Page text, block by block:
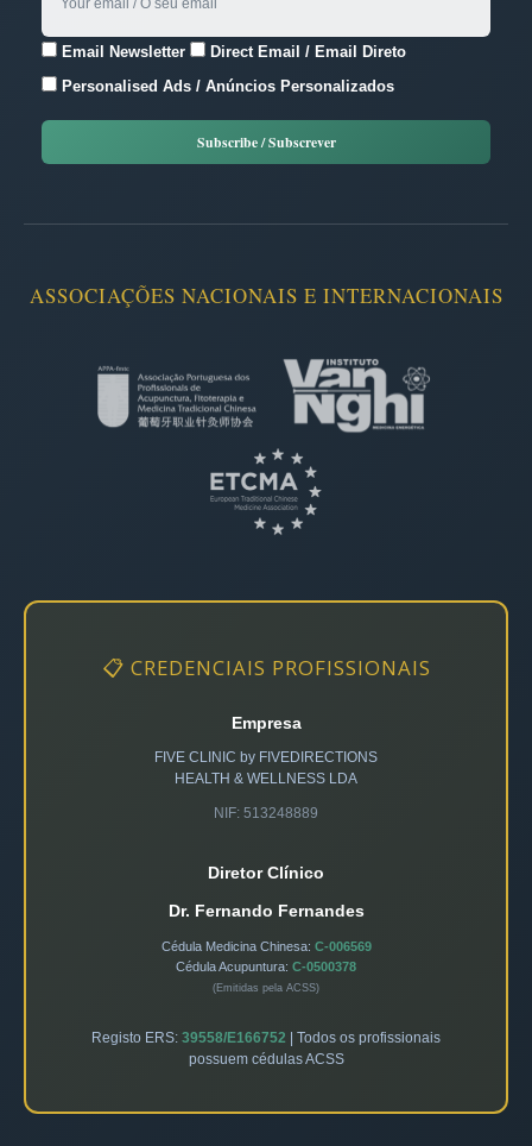
Email Newsletter
Direct Email / Email Direto
Personalised Ads / Anúncios Personalizados
ASSOCIAÇÕES NACIONAIS E INTERNACIONAIS
📋 CREDENCIAIS PROFISSIONAIS
Empresa
FIVE CLINIC by FIVEDIRECTIONS
HEALTH & WELLNESS LDA
NIF: 513248889
Diretor Clínico
Dr. Fernando Fernandes
Cédula Medicina Chinesa: C-006569
Cédula Acupuntura: C-0500378
(Emitidas pela ACSS)
Registo ERS: 39558/E166752 | Todos os profissionais
possuem cédulas ACSS